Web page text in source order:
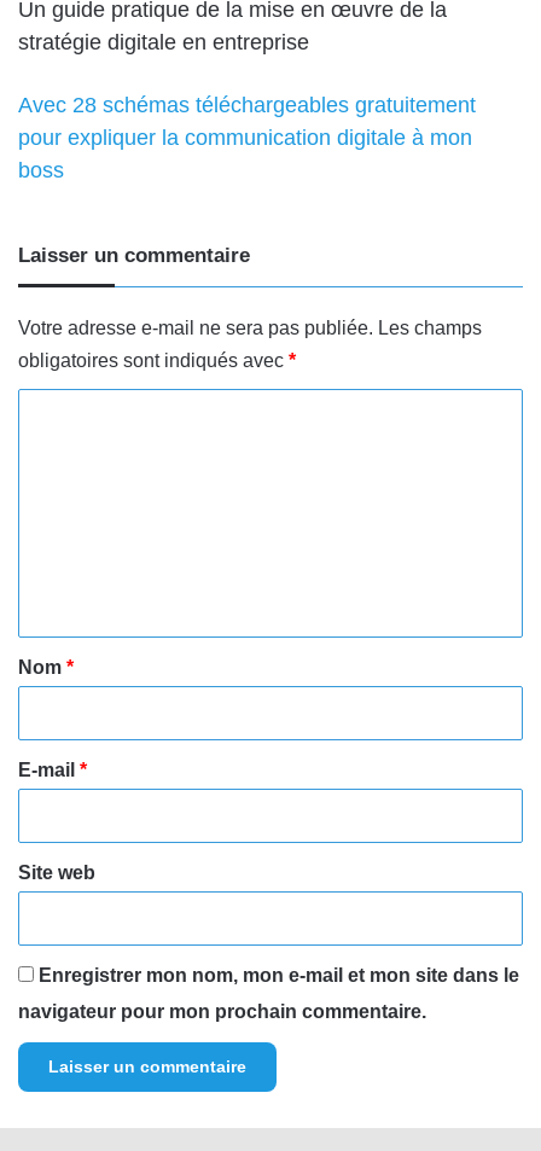
Un guide pratique de la mise en œuvre de la
stratégie digitale en entreprise
Avec 28 schémas téléchargeables gratuitement
pour expliquer la communication digitale à mon
boss
Laisser un commentaire
Votre adresse e-mail ne sera pas publiée. Les champs
obligatoires sont indiqués avec *
a
e
Nom *
E-mail *
Site web
Enregistrer mon nom, mon e-mail et mon site dans le
navigateur pour mon prochain commentaire.